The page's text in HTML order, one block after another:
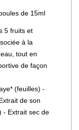
de 15ml
5 fruits et
à la
tout en
de façon
(feuilles) -
de son
- Extrait sec de